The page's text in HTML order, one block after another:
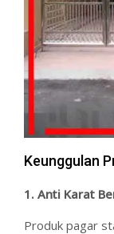
Keunggulan
1. Anti Karat
Produk pagar